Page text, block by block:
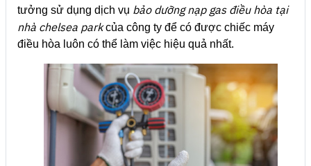
tưởng sử dụng dịch vụ bảo dưỡng nạp gas điều hòa tại
nhà chelsea parkcủa công ty để có được chiếc máy
điều hòa luôn có thể làm việc hiệu quả nhất.